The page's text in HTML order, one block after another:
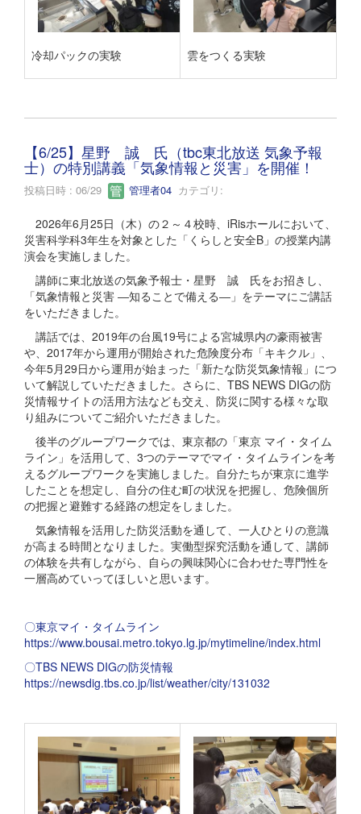
冷却パックの実験 雲をつくる実験
【6/25】星野 誠 氏（tbc東北放送 気象予報
士）の特別講義「気象情報と災害」を開催！
投稿日時 : 06/29 管理者04 カテゴリ:
2026年6月25日（木）の２～４校時、iRisホールにおいて、
災害科学科3年生を対象とした「くらしと安全B」の授業内講
演会を実施しました。
講師に東北放送の気象予報士・星野 誠 氏をお招きし、
「気象情報と災害 ―知ることで備える―」をテーマにご講話
をいただきました。
講話では、2019年の台風19号による宮城県内の豪雨被害
や、2017年から運用が開始された危険度分布「キキクル」、
今年5月29日から運用が始まった「新たな防災気象情報」につ
いて解説していただきました。さらに、TBS NEWS DIGの防
災情報サイトの活用方法なども交え、防災に関する様々な取
り組みについてご紹介いただきました。
後半のグループワークでは、東京都の「東京 マイ・タイム
ライン」を活用して、3つのテーマでマイ・タイムラインを考
えるグループワークを実施しました。自分たちが東京に進学
したことを想定し、自分の住む町の状況を把握し、危険個所
の把握と避難する経路の想定をしました。
気象情報を活用した防災活動を通して、一人ひとりの意識
が高まる時間となりました。実働型探究活動を通して、講師
の体験を共有しながら、自らの興味関心に合わせた専門性を
一層高めていってほしいと思います。
〇東京マイ・タイムライン
https://www.bousai.metro.tokyo.lg.jp/mytimeline/index.html
〇TBS NEWS DIGの防災情報
https://newsdig.tbs.co.jp/list/weather/city/131032